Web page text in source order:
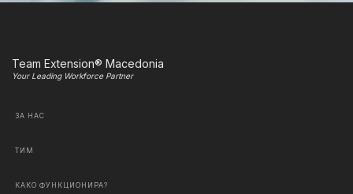
Team Extension® Macedonia
Your Leading Workforce Partner
ЗА НАС
ТИМ
КАКО ФУНКЦИОНИРА?